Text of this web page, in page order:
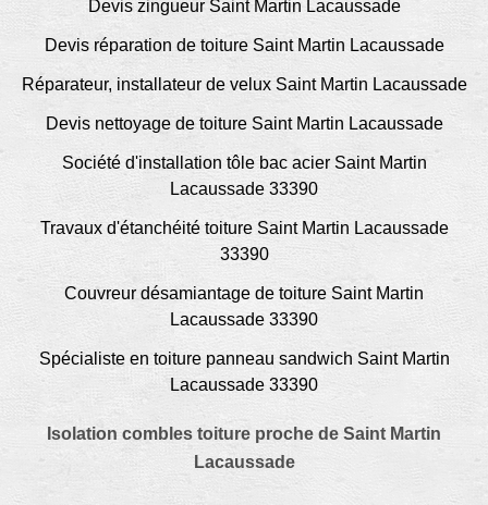
Devis zingueur Saint Martin Lacaussade
Devis réparation de toiture Saint Martin Lacaussade
Réparateur, installateur de velux Saint Martin Lacaussade
Devis nettoyage de toiture Saint Martin Lacaussade
Société d'installation tôle bac acier Saint Martin
Lacaussade 33390
Travaux d'étanchéité toiture Saint Martin Lacaussade
33390
Couvreur désamiantage de toiture Saint Martin
Lacaussade 33390
Spécialiste en toiture panneau sandwich Saint Martin
Lacaussade 33390
Isolation combles toiture proche de Saint Martin
Lacaussade